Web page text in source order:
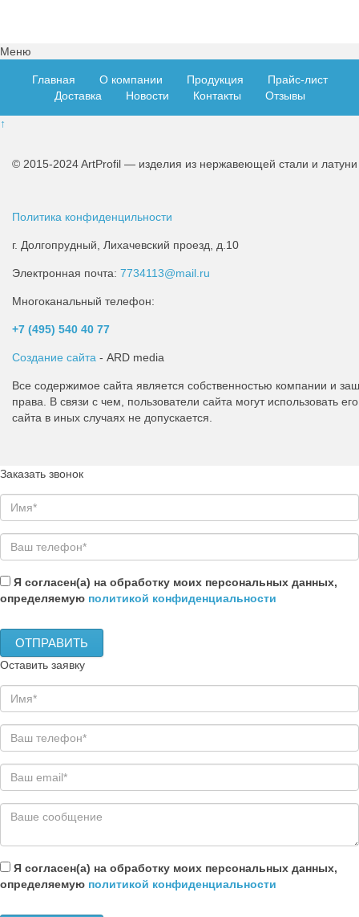
Меню
Главная О компании Продукция
Прайс-лист
Доставка
Новости Контакты Отзывы
↑
© 2015-2024 ArtProfil — изделия из нержавеющей стали и латуни
Политика конфиденцильности
г. Долгопрудный, Лихачевский проезд, д.10
Электронная почта: 7734113@mail.ru
Многоканальный телефон:
+7 (495) 540 40 77
Создание сайта - ARD media
Все содержимое сайта является собственностью компании и
права. В связи с чем, пользователи сайта могут использовать
сайта в иных случаях не допускается.
Заказать звонок
Я согласен(а) на обработку моих персональных данных,
определяемую политикой конфиденциальности
Оставить заявку
Я согласен(а) на обработку моих персональных данных,
определяемую политикой конфиденциальности